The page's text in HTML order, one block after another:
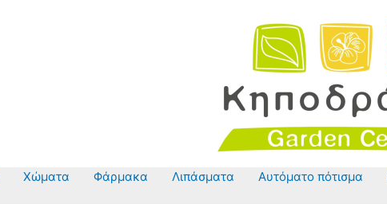
Χώματα Φάρμακα Λιπάσματα Αυτόματο πότισμα